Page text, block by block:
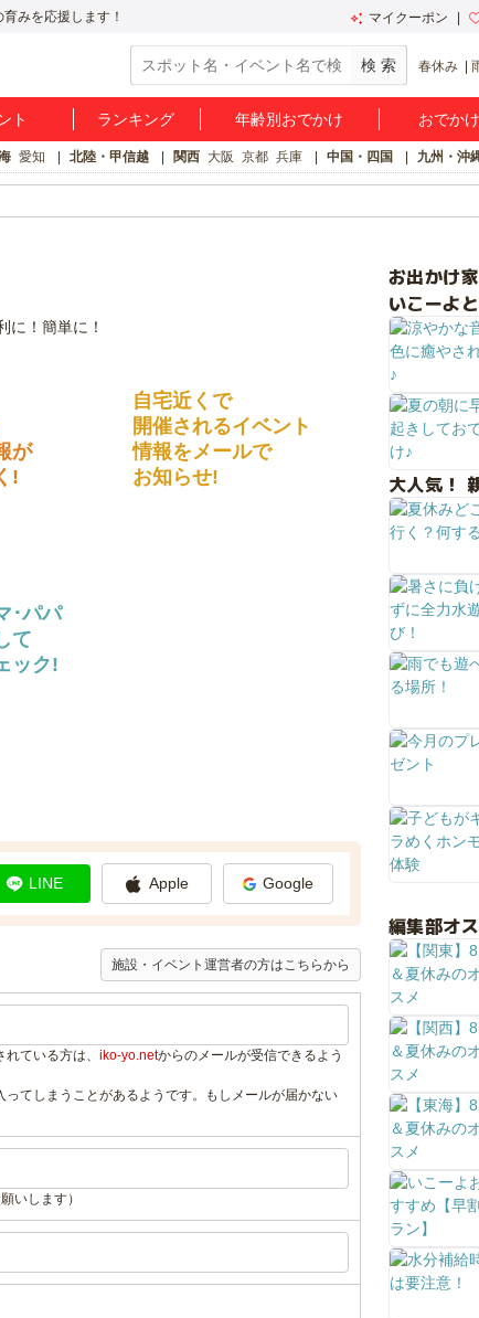
みを応援します！ マイクーポン
春休み
ト ランキング 年齢別おでかけ おでか
愛知 北陸・甲信越 関西 大阪 京都 兵庫 中国・四国 九州・沖
が
!
自宅近くで
開催されるイベント
情報をメールで
お知らせ!
･パパ
て
ック!
LINE Apple Google
施設・イベント運営者の方はこちらから
ている方は、 iko-yo.netからのメールが受信できるよう
てしまうことがあるようです。もしメールが届かない
いします）
お出かけ
いこーよ
大人気！
編集部オ